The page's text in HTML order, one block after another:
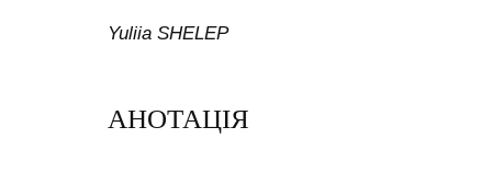
Yuliia SHELEP
АНОТАЦІЯ